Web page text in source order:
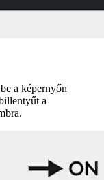
a képernyőn
a